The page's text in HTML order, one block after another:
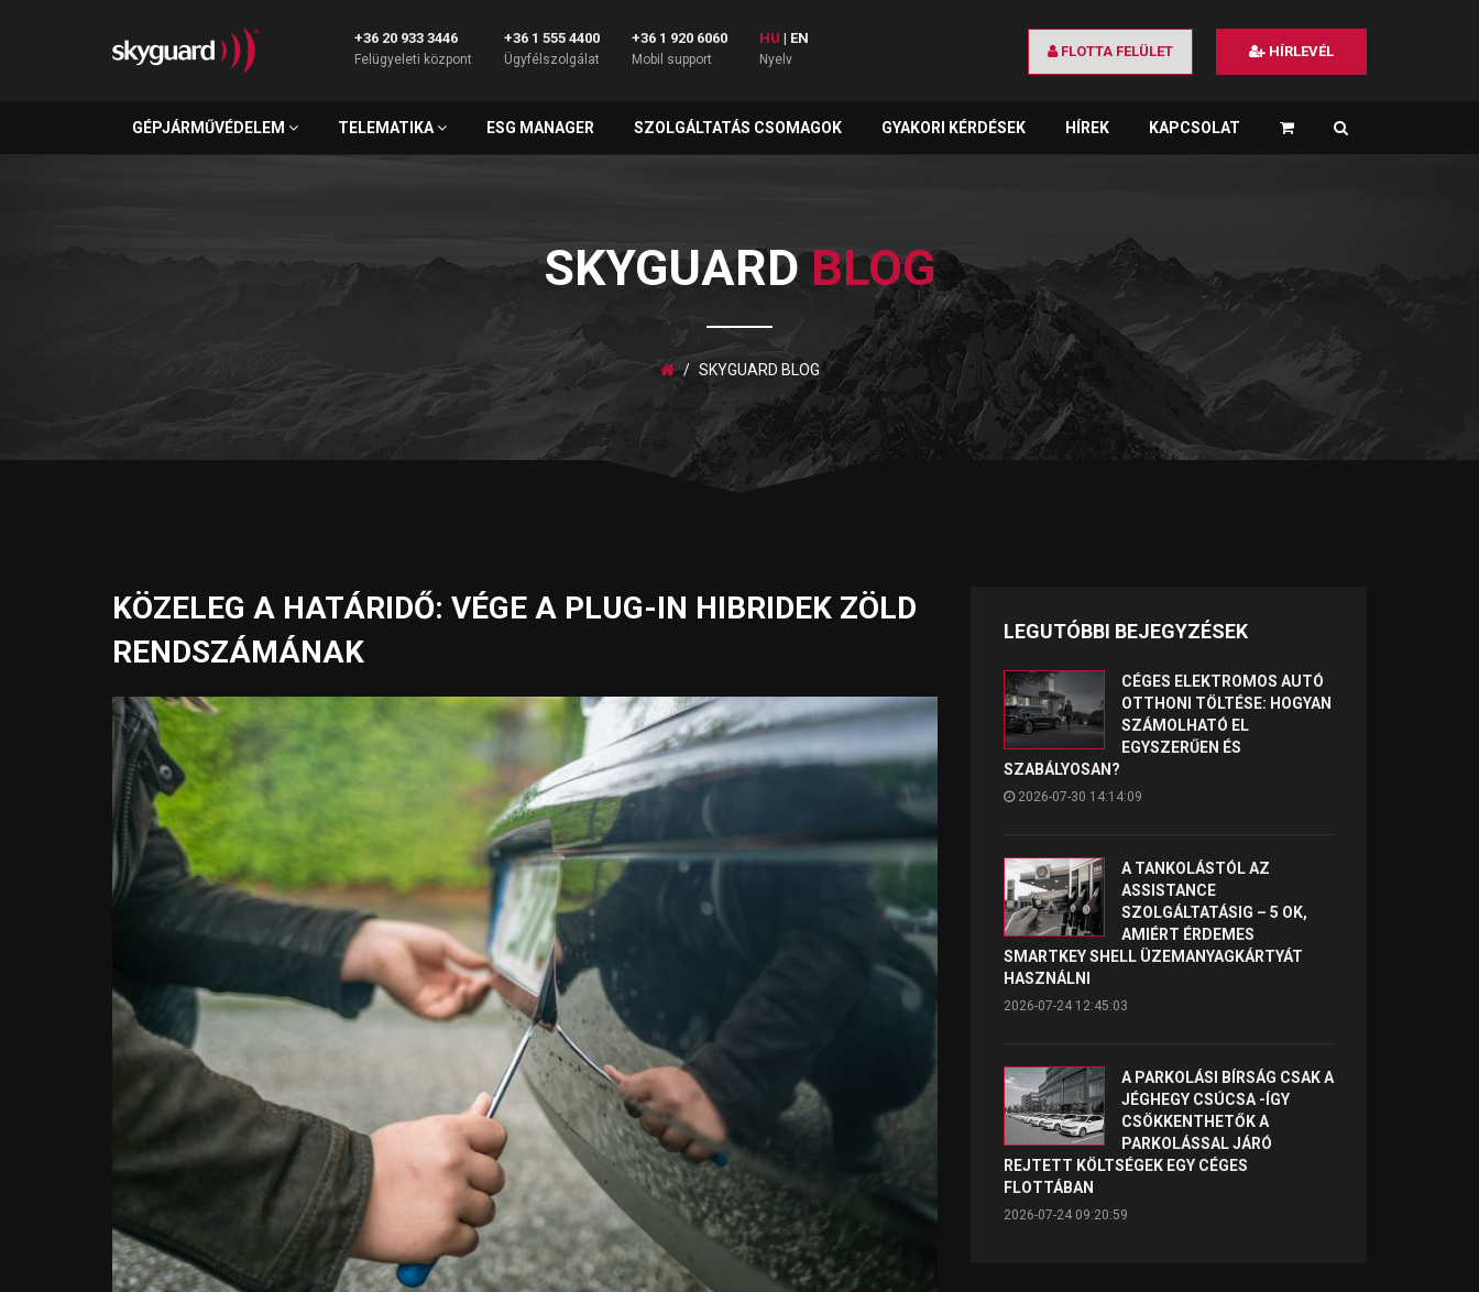
+36 20 933 3446
Felügyeleti központ
+36 1 555 4400
Ügyfélszolgálat
+36 1 920 6060
Mobil support
HU | EN
Nyelv FLOTTA FELÜLET HÍRLEVÉL
GÉPJÁRMŰVÉDELEM TELEMATIKA ESG MANAGER SZOLGÁLTATÁS CSOMAGOK GYAKORI KÉRDÉSEK HÍREK KAPCSOLAT
SKYGUARDBLOG
SKYGUARD BLOG
KÖZELEG A HATÁRIDŐ: VÉGE A PLUG-IN HIBRIDEK ZÖLD
RENDSZÁMÁNAK
LEGUTÓBBI BEJEGYZÉSEK
CÉGES ELEKTROMOS AUTÓ
OTTHONI TÖLTÉSE: HOGYAN
SZÁMOLHATÓ EL
EGYSZERŰEN ÉS
SZABÁLYOSAN?
2026-07-30 14:14:09
A TANKOLÁSTÓL AZ
ASSISTANCE
SZOLGÁLTATÁSIG – 5 OK,
AMIÉRT ÉRDEMES
SMARTKEY SHELL ÜZEMANYAGKÁRTYÁT
HASZNÁLNI
2026-07-24 12:45:03
A PARKOLÁSI BÍRSÁG CSAK A
JÉGHEGY CSÚCSA -ÍGY
CSÖKKENTHETŐK A
PARKOLÁSSAL JÁRÓ
REJTETT KÖLTSÉGEK EGY CÉGES
FLOTTÁBAN
2026-07-24 09:20:59